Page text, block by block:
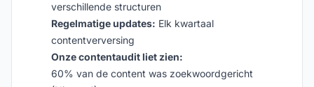
verschillende structuren
Regelmatige updates: Elk kwartaal
contentverversing
Onze contentaudit liet zien:
60% van de content was zoekwoordgericht